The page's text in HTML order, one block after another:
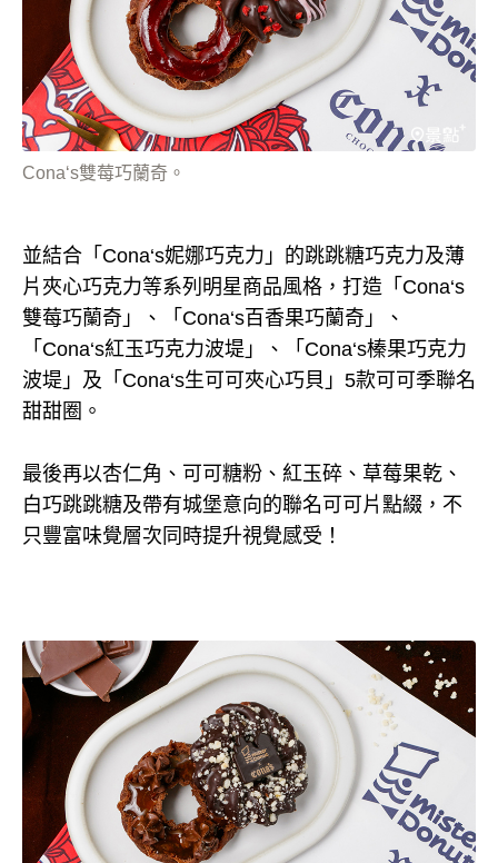
Cona‘s雙莓巧蘭奇。
並結合「Cona‘s妮娜巧克力」的跳跳糖巧克力及薄
片夾心巧克力等系列明星商品風格，打造「Cona‘s
雙莓巧蘭奇」、「Cona‘s百香果巧蘭奇」、
「Cona‘s紅玉巧克力波堤」、「Cona‘s榛果巧克力
波堤」及「Cona‘s生可可夾心巧貝」5款可可季聯名
甜甜圈。
最後再以杏仁角、可可糖粉、紅玉碎、草莓果乾、
白巧跳跳糖及帶有城堡意向的聯名可可片點綴，不
只豐富味覺層次同時提升視覺感受！